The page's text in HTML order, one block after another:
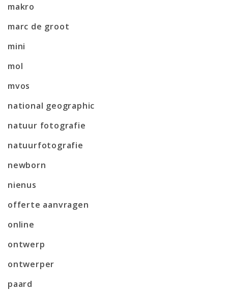
makro
marc de groot
mini
mol
mvos
national geographic
natuur fotografie
natuurfotografie
newborn
nienus
offerte aanvragen
online
ontwerp
ontwerper
paard